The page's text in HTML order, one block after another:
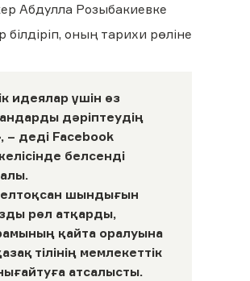
Абдулла Розыбакиевке
білдіріп, оның тарихи рөліне
идеялар үшін өз
дәріптеудің
– деді Facebook
белсенді
шындығын
рөл атқарды,
қайта оралуына
тілінің мемлекеттік
атсалысты.